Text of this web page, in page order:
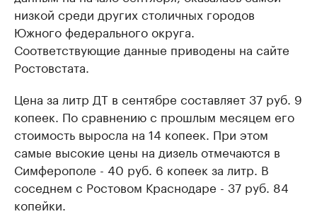
низкой среди других столичных городов
Южного федерального округа.
Соответствующие данные приводены на сайте
Ростовстата.
Цена за литр ДТ в сентябре составляет 37 руб. 9
копеек. По сравнению с прошлым месяцем его
стоимость выросла на 14 копеек. При этом
самые высокие цены на дизель отмечаются в
Симферополе - 40 руб. 6 копеек за литр. В
соседнем с Ростовом Краснодаре - 37 руб. 84
копейки.